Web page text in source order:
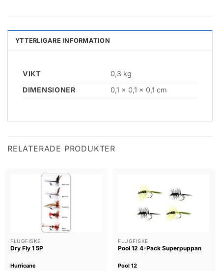
YTTERLIGARE INFORMATION
VIKT
0,3 kg
DIMENSIONER
0,1 × 0,1 × 0,1 cm
RELATERADE PRODUKTER
FLUGFISKE
Dry Fly 1 5P
Hurricane
FLUGFISKE
Pool 12 4-Pack Superpuppan
Pool 12